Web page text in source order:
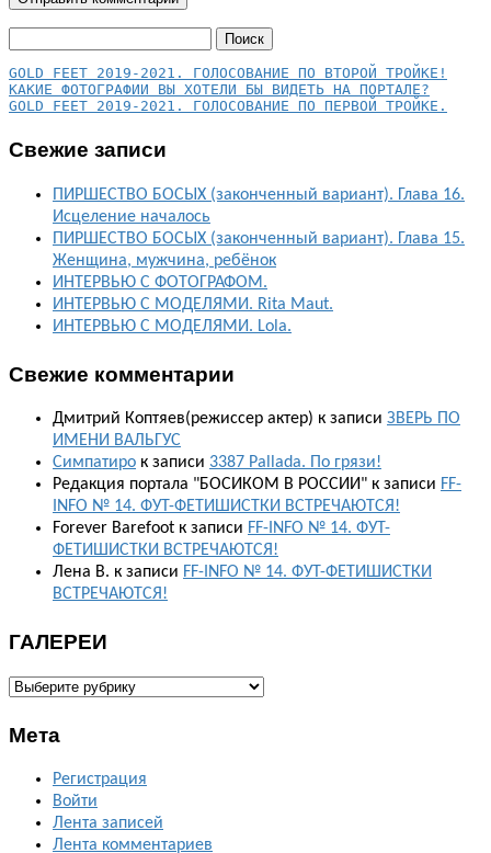
КАКИЕ ФОТОГРАФИИ ВЫ ХОТЕЛИ БЫ ВИДЕТЬ НА ПОРТАЛЕ?
GOLD FEET 2019-2021. ГОЛОСОВАНИЕ ПО ПЕРВОЙ ТРОЙКЕ.
Свежие записи
ПИРШЕСТВО БОСЫХ (законченный вариант). Глава 16.
Исцеление началось
ПИРШЕСТВО БОСЫХ (законченный вариант). Глава 15.
Женщина, мужчина, ребёнок
ИНТЕРВЬЮ С ФОТОГРАФОМ.
ИНТЕРВЬЮ С МОДЕЛЯМИ. Rita Maut.
ИНТЕРВЬЮ С МОДЕЛЯМИ. Lola.
Свежие комментарии
Дмитрий Коптяев(режиссер актер) к записи ЗВЕРЬ ПО
ИМЕНИ ВАЛЬГУС
Симпатиро к записи 3387 Pallada. По грязи!
Редакция портала "БОСИКОМ В РОССИИ" к записи FF-
INFO № 14. ФУТ-ФЕТИШИСТКИ ВСТРЕЧАЮТСЯ!
Forever Barefoot к записи FF-INFO № 14. ФУТ-
ФЕТИШИСТКИ ВСТРЕЧАЮТСЯ!
Лена В. к записи FF-INFO № 14. ФУТ-ФЕТИШИСТКИ
ВСТРЕЧАЮТСЯ!
ГАЛЕРЕИ
ГАЛЕРЕИ
Мета
Регистрация
Войти
Лента записей
Лента комментариев